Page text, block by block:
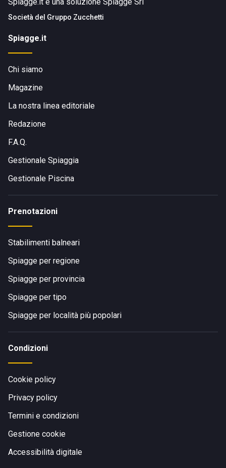
Società del Gruppo Zucchetti
Spiagge.it
Chi siamo
Magazine
La nostra linea editoriale
Redazione
F.A.Q.
Gestionale Spiaggia
Gestionale Piscina
Prenotazioni
Stabilimenti balneari
Spiagge per regione
Spiagge per provincia
Spiagge per tipo
Spiagge per località più popolari
Condizioni
Cookie policy
Privacy policy
Termini e condizioni
Gestione cookie
Accessibilità digitale